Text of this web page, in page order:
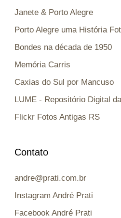
Janete & Porto Alegre
Porto Alegre uma História
Bondes na década de 1950
Memória Carris
Caxias do Sul por Mancuso
LUME - Repositório Digital
Flickr Fotos Antigas RS
Contato
andre@prati.com.br
Instagram André Prati
Facebook André Prati